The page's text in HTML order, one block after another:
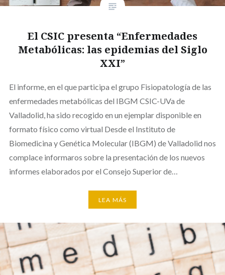
El CSIC presenta “Enfermedades
Metabólicas: las epidemias del Siglo
XXI”
El informe, en el que participa el grupo Fisiopatología de las
enfermedades metabólicas del IBGM CSIC-UVa de
Valladolid, ha sido recogido en un ejemplar disponible en
formato físico como virtual Desde el Instituto de
Biomedicina y Genética Molecular (IBGM) de Valladolid nos
complace informaros sobre la presentación de los nuevos
informes elaborados por el Consejo Superior de…
LEA MÁS